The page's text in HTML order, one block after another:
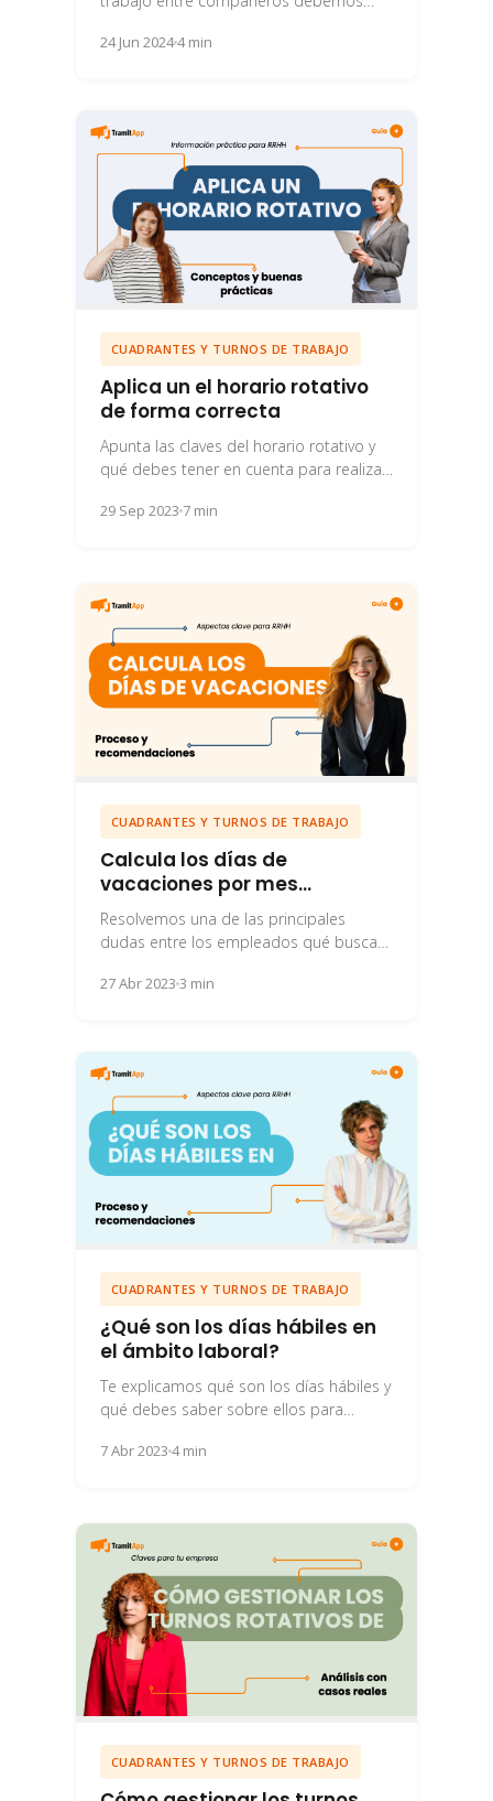
cómo gestionarlo...
24 Jun 20244 min
CUADRANTES Y TURNOS DE TRABAJO
Aplica un el horario rotativo
de forma correcta
Apunta las claves del horario rotativo y
qué debes tener en cuenta para realizar
29 Sep 2023 7 min
CUADRANTES Y TURNOS DE TRABAJO
Calcula los días de
vacaciones por mes
trabajado
Resolvemos una de las principales
dudas entre los empleados qué buscan
corresponde por mes...
27 Abr 2023 3 min
CUADRANTES Y TURNOS DE TRABAJO
¿Qué son los días hábiles en
el ámbito laboral?
Te explicamos qué son los días hábiles y
qué debes saber sobre ellos para
7 Abr 2023 4 min
CUADRANTES Y TURNOS DE TRABAJO